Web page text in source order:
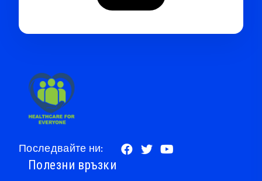
Последвайте ни:
Полезни връзки